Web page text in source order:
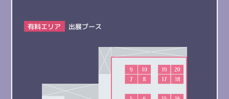
有料エリア 出展ブース